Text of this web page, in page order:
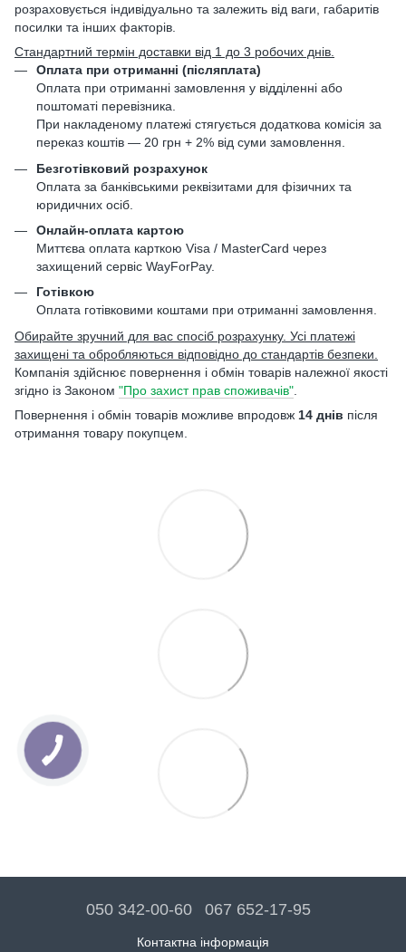
розраховується індивідуально та залежить від ваги, габаритів
посилки та інших факторів.
Стандартний термін доставки від 1 до 3 робочих днів.
Оплата при отриманні (післяплата)
Оплата при отриманні замовлення у відділенні або
поштоматі перевізника.
При накладеному платежі стягується додаткова комісія за
переказ коштів — 20 грн + 2% від суми замовлення.
Безготівковий розрахунок
Оплата за банківськими реквізитами для фізичних та
юридичних осіб.
Онлайн-оплата картою
Миттєва оплата карткою Visa / MasterCard через
захищений сервіс WayForPay.
Готівкою
Оплата готівковими коштами при отриманні замовлення.
Обирайте зручний для вас спосіб розрахунку. Усі платежі
захищені та обробляються відповідно до стандартів безпеки.
Компанія здійснює повернення і обмін товарів належної якості
згідно із Законом "Про захист прав споживачів"
Повернення і обмін товарів можливе впродовж 14 днів після
отримання товару покупцем.
050 342-00-60 067 652-17-95
Контактна інформація